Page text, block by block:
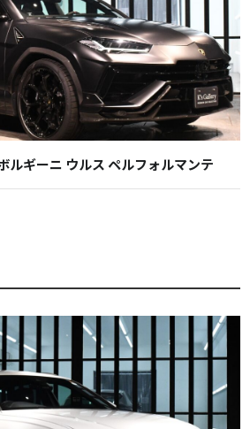
ギーニ ウルス ペルフォルマンテ